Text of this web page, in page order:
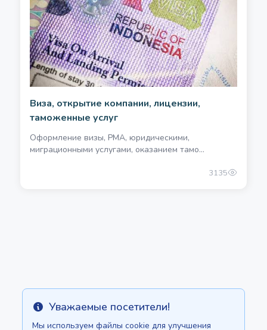
Виза, открытие компании, лицензии,
таможенные услуг
Оформление визы, PMA, юридическими,
миграционными услугами, оказанием тамо...
3135
Info Уважаемые посетители!
Мы используем файлы cookie для улучшения